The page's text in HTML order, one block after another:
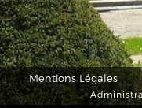
Mentions Légales